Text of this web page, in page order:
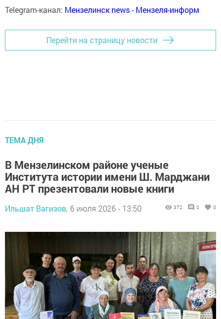
Telegram-канал: Мензелинск news - Мензеля-информ
Перейти на страницу новости
ТЕМА ДНЯ
В Мензелинском районе ученые
Института истории имени Ш. Марджани
АН РТ презентовали новые книги
Ильшат Вагизов, 6 июля 2026 - 13:50 372 0 0